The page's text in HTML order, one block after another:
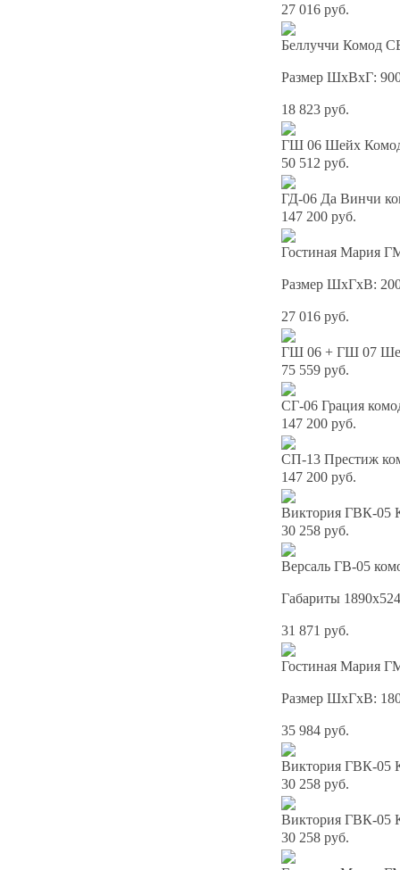
27 016 руб.
Беллуччи Комод
Размер ШхВхГ:
18 823 руб.
ГШ 06 Шейх Комод
50 512 руб.
ГД-06 Да Винчи
147 200 руб.
Гостиная Мария
Размер ШхГхВ:
27 016 руб.
ГШ 06 + ГШ 07
75 559 руб.
СГ-06 Грация
147 200 руб.
СП-13 Престиж
147 200 руб.
Виктория ГВК-05
30 258 руб.
Версаль ГВ-05
Габариты
31 871 руб.
Гостиная Мария
Размер ШхГхВ:
35 984 руб.
Виктория ГВК-05
30 258 руб.
Виктория ГВК-05
30 258 руб.